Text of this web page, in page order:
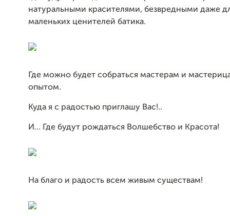
натуральными красителями, безвредными даже
маленьких ценителей батика.
Где можно будет собраться мастерам и
опытом.
Куда я с радостью приглашу Вас!..
И… Где будут рождаться Волшебство и Красота!
На благо и радость всем живым существам!